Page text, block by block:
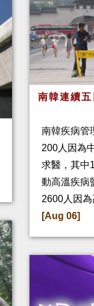
南韓連續
南韓疾病管
200人因為
求醫，其中
動高溫疾病
2600人因
[Aug 06]